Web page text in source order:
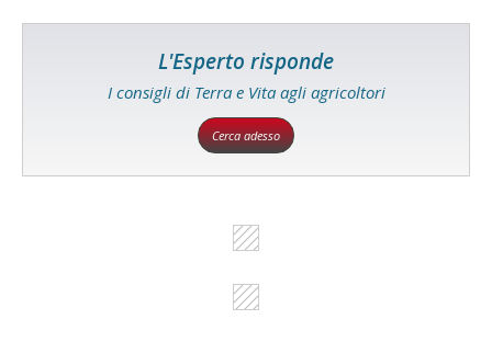
L'Esperto risponde
I consigli di Terra e Vita agli agricoltori
Cerca adesso